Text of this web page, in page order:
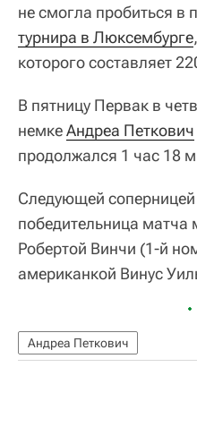
не смогла пробиться в
турнира в Люксембурге
которого составляет
В пятницу Первак в
немкеАндреа Петкович
продолжался 1 час 18
Следующей соперницей
победительница матча
Робертой Винчи (1-й
американкой Винус
Андреа Петкович